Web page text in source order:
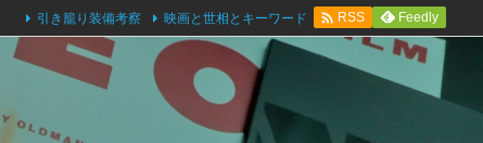
引き籠り装備考察 映画と世相とキーワード  RSS Feedly